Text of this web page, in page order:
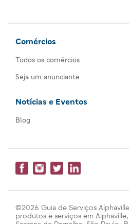
Comércios
Todos os comércios
Seja um anunciante
Notícias e Eventos
Blog
©2026 Guia de Serviços
produtos e serviços em